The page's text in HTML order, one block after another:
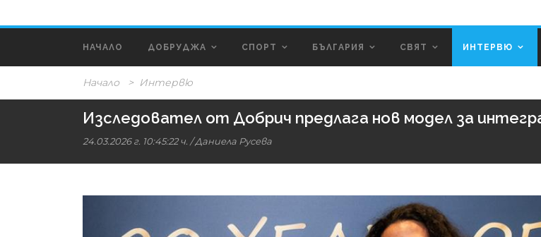
НАЧАЛО ДОБРУДЖА СПОРТ БЪЛГАРИЯ СВЯТ ИНТЕРВЮ
Начало > Интервю
Изследовател от Добрич предлага нов модел за
24.03.2026 г. 10:45:22 ч. /Даниела Русева